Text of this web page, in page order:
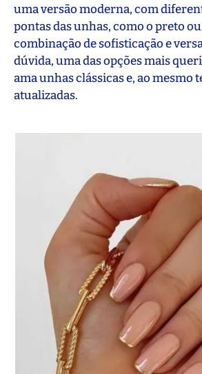
uma versão moderna, com
pontas das unhas, como o preto
combinação de sofisticação e
dúvida, uma das opções mais
ama unhas clássicas e, ao mesmo
atualizadas.